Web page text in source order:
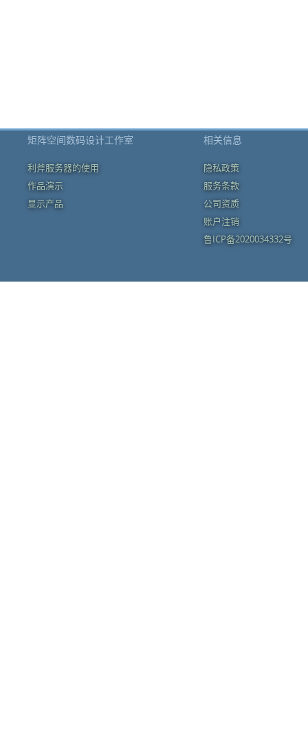
矩阵空间数码设计工作室
利斧服务器的使用
作品演示
显示产品
相关信息
隐私政策
服务条款
公司资质
账户注销
鲁ICP备2020034332号